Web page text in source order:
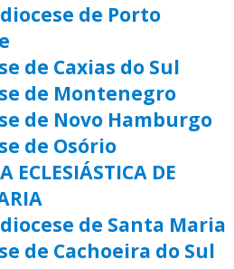
de Porto
de Caxias do Sul
de Montenegro
de Novo Hamburgo
de Osório
ECLESIÁSTICA DE
de Santa Maria
de Cachoeira do Sul